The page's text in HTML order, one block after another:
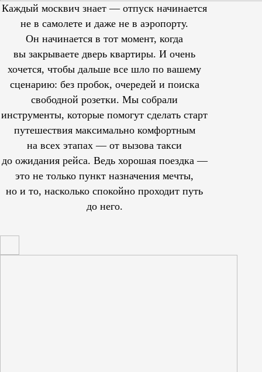
Каждый москвич знает — отпуск начинается
не в самолете и даже не в аэропорту.
Он начинается в тот момент, когда
вы закрываете дверь квартиры. И очень
хочется, чтобы дальше все шло по вашему
сценарию: без пробок, очередей и поиска
свободной розетки. Мы собрали
инструменты, которые помогут сделать старт
путешествия максимально комфортным
на всех этапах — от вызова такси
до ожидания рейса. Ведь хорошая поездка —
это не только пункт назначения мечты,
но и то, насколько спокойно проходит путь
до него.